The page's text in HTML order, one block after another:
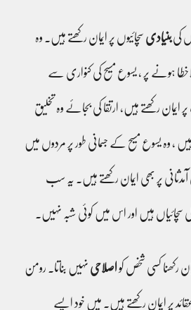
کیبنیادی سچائیوں پر ایمان رکھتے ہیں۔ وہ
ہونے پر ، یسوع مسیح کی کنواری سے
رکھتے ہیں، ارتقا کی بجائے وہ تخلیق
، وہ یسوع مسیح کے جسمانی طور پر مردوں میں
پر بھی ایمان رکھتے ہیں۔ یہ سب
سچائیاں ہیں اور اس میں کوئی شبہ نہیں۔
رکھنا کسی شخص کواصلاحی نہیں بناتا۔ رومن
پر ایمان رکھتے ہیں۔ میں خود ایسے